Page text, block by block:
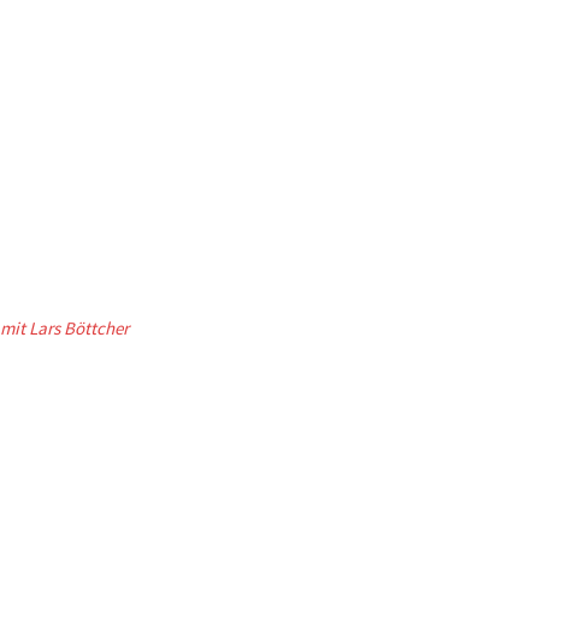
mit Lars Böttcher